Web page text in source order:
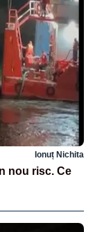
Ionuț Nichita
nou risc. Ce